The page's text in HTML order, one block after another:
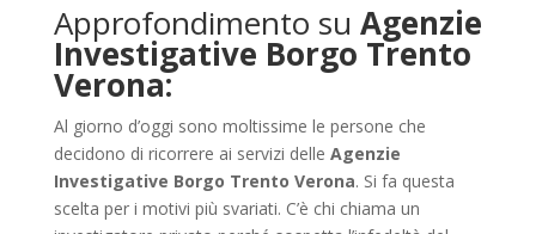
Approfondimento su Agenzie
Investigative Borgo Trento
Verona:
Al giorno d’oggi sono moltissime le persone che
decidono di ricorrere ai servizi delle Agenzie
Investigative Borgo Trento Verona. Si fa questa
scelta per i motivi più svariati. C’è chi chiama un